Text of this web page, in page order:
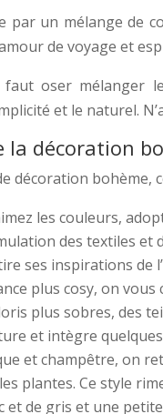
par un mélange de
de voyage et
oser mélanger
et le naturel.
la décoration
décoration
les couleurs,
des textiles et
ses inspirations de
plus cosy, on
plus sobres, des
et intègre
et champêtre, on
plantes. Ce style
et de gris et une